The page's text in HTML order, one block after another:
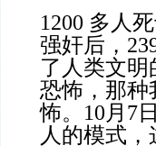
1200 多人
强奸后，
了人类文
恐怖，那种
怖。10月7
人的模式